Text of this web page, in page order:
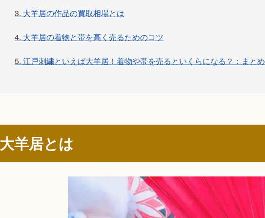
3. 大羊居の作品の買取相場とは
4. 大羊居の着物と帯を高く売るためのコツ
5. 江戸刺繍といえば大羊居！着物や帯を売るといくらになる？：まとめ
大羊居とは